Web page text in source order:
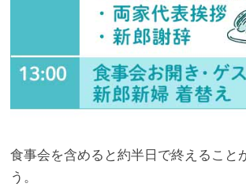
食事会を含めると約半日で終えること
う。